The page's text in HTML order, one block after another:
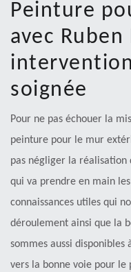
Peinture
avec Ruben
soignée
Pour ne pas échouer la
peinture pour le mur
pas négliger la réalisation
qui va prendre en main
connaissances utiles qui
déroulement ainsi que la
sommes aussi
vers la bonne voie pour le